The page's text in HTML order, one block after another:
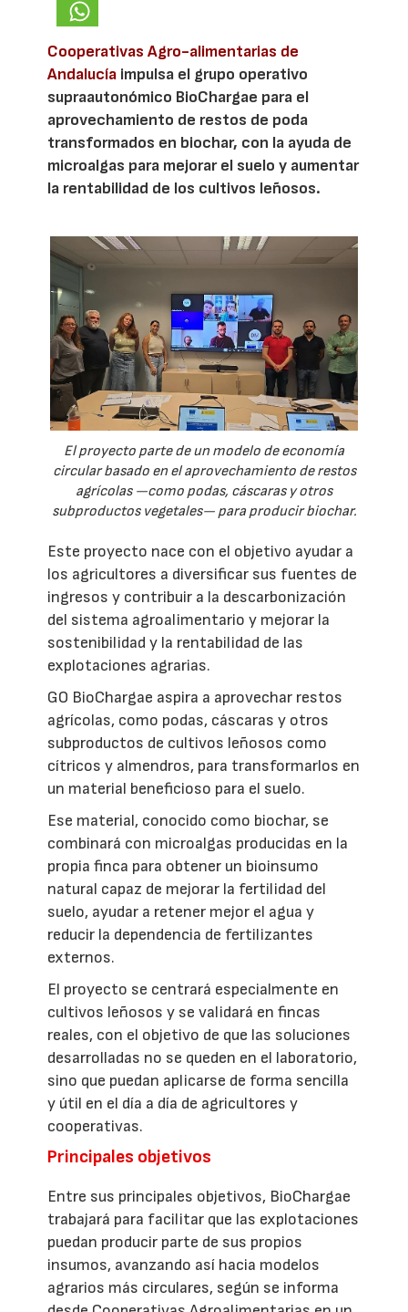
Cooperativas Agro-alimentarias de
Andalucía impulsa el grupo operativo
supraautonómico BioChargae para el
aprovechamiento de restos de poda
transformados en biochar, con la ayuda de
microalgas para mejorar el suelo y aumentar
la rentabilidad de los cultivos leñosos.
El proyecto parte de un modelo de economía
circular basado en el aprovechamiento de restos
agrícolas —como podas, cáscaras y otros
subproductos vegetales— para producir biochar.
Este proyecto nace con el objetivo ayudar a
los agricultores a diversificar sus fuentes de
ingresos y contribuir a la descarbonización
del sistema agroalimentario y mejorar la
sostenibilidad y la rentabilidad de las
explotaciones agrarias.
GO BioChargae aspira a aprovechar restos
agrícolas, como podas, cáscaras y otros
subproductos de cultivos leñosos como
cítricos y almendros, para transformarlos en
un material beneficioso para el suelo.
Ese material, conocido como biochar, se
combinará con microalgas producidas en la
propia finca para obtener un bioinsumo
natural capaz de mejorar la fertilidad del
suelo, ayudar a retener mejor el agua y
reducir la dependencia de fertilizantes
externos.
El proyecto se centrará especialmente en
cultivos leñosos y se validará en fincas
reales, con el objetivo de que las soluciones
desarrolladas no se queden en el laboratorio,
sino que puedan aplicarse de forma sencilla
y útil en el día a día de agricultores y
cooperativas.
Principales objetivos
Entre sus principales objetivos, BioChargae
trabajará para facilitar que las explotaciones
puedan producir parte de sus propios
insumos, avanzando así hacia modelos
agrarios más circulares, según se informa